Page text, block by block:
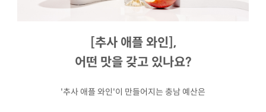
[추사 애플 와인],
어떤 맛을 갖고 있나요?
'추사 애플 와인'이 만들어지는 충남 예산은